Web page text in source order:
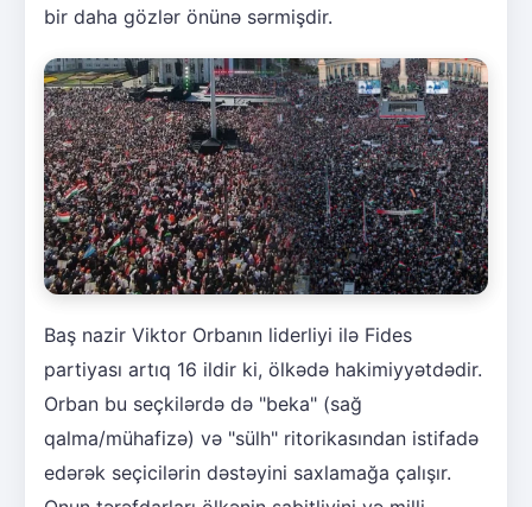
bir daha gözlər önünə sərmişdir.
Baş nazir Viktor Orbanın liderliyi ilə Fides
partiyası artıq 16 ildir ki, ölkədə hakimiyyətdədir.
Orban bu seçkilərdə də "beka" (sağ
qalma/mühafizə) və "sülh" ritorikasından istifadə
edərək seçicilərin dəstəyini saxlamağa çalışır.